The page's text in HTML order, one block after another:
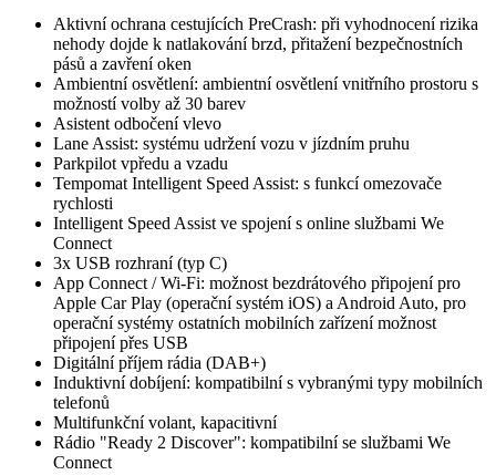
Aktivní ochrana cestujících PreCrash: při vyhodnocení rizika
nehody dojde k natlakování brzd, přitažení bezpečnostních
pásů a zavření oken
Ambientní osvětlení: ambientní osvětlení vnitřního prostoru s
možností volby až 30 barev
Asistent odbočení vlevo
Lane Assist: systému udržení vozu v jízdním pruhu
Parkpilot vpředu a vzadu
Tempomat Intelligent Speed Assist: s funkcí omezovače
rychlosti
Intelligent Speed Assist ve spojení s online službami We
Connect
3x USB rozhraní (typ C)
App Connect / Wi-Fi: možnost bezdrátového připojení pro
Apple Car Play (operační systém iOS) a Android Auto, pro
operační systémy ostatních mobilních zařízení možnost
připojení přes USB
Digitální příjem rádia (DAB+)
Induktivní dobíjení: kompatibilní s vybranými typy mobilních
telefonů
Multifunkční volant, kapacitivní
Rádio "Ready 2 Discover": kompatibilní se službami We
Connect